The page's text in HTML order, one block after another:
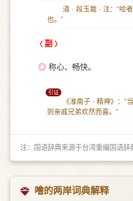
清 · 段玉裁 · 注：“哙
也。”
副
◎ 称心、畅快。
引证
《淮南子 · 精神》：“
则亲戚兄弟欢然而喜。”
注：国语辞典来源于台湾重编国语辞
噲的两岸词典解释